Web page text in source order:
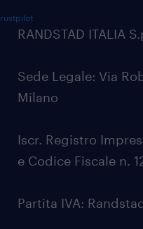
RANDSTAD ITALIA
Sede Legale: Via
Milano
Iscr. Registro
e Codice Fiscale n.
Partita IVA: